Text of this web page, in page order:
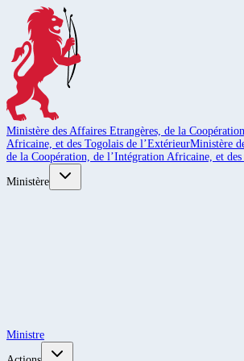
Ministère des Affaires Etrangères, de la
Africaine, et des Togolais de l’ExtérieurMinistère
de la Coopération, de l’Intégration Africaine, et
Ministère
Ministre